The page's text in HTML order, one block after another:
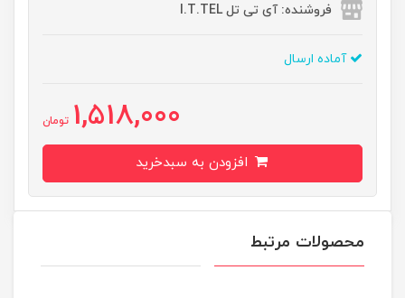
فروشنده: آی تی تل I.T.TEL
آماده ارسال
1,518,000 تومان
محصولات مرتبط